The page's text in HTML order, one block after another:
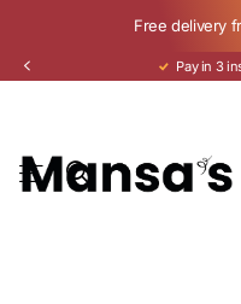
Free delivery
Pay in 3